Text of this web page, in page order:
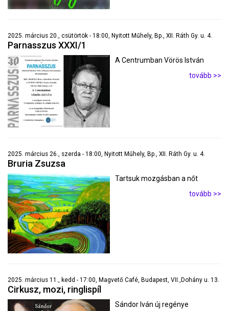
2025. március 20., csütörtök - 18:00, Nyitott Műhely, Bp., XII. Ráth Gy. u. 4.
Parnasszus XXXI/1
A Centrumban Vörös István
tovább >>
2025. március 26., szerda - 18:00, Nyitott Műhely, Bp., XII. Ráth Gy. u. 4.
Bruria Zsuzsa
Tartsuk mozgásban a nőt
tovább >>
2025. március 11., kedd - 17:00, Magvető Café, Budapest, VII.,Dohány u. 13.
Cirkusz, mozi, ringlispíl
Sándor Iván új regénye